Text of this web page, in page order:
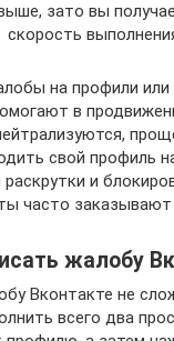
зато вы
скорость
на профили или
в
свой профиль
раскрутки и
часто заказывают
жалобу
Вконтакте не
всего два